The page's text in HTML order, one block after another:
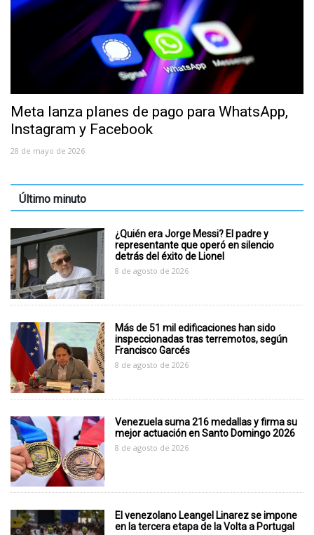
Meta lanza planes de pago para WhatsApp,
Instagram y Facebook
28 de mayo de 2026
Último minuto
¿Quién era Jorge Messi? El padre y
representante que operó en silencio
detrás del éxito de Lionel
8 de agosto de 2026
Más de 51 mil edificaciones han sido
inspeccionadas tras terremotos, según
Francisco Garcés
8 de agosto de 2026
Venezuela suma 216 medallas y firma su
mejor actuación en Santo Domingo 2026
8 de agosto de 2026
El venezolano Leangel Linarez se impone
en la tercera etapa de la Volta a Portugal